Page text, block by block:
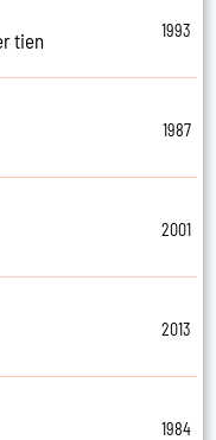
tien
1993
1987
2001
2013
1984